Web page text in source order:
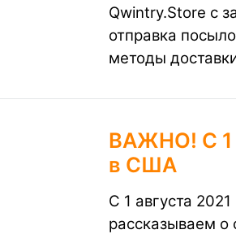
Qwintry.Store с
отправка
методы
ВАЖНО! ​С 1
в США
С 1 августа
рассказываем